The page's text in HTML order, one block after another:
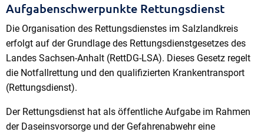
Aufgabenschwerpunkte Rettungsdienst
Die Organisation des Rettungsdienstes im Salzlandkreis
erfolgt auf der Grundlage des Rettungsdienstgesetzes des
Landes Sachsen-Anhalt (RettDG-LSA). Dieses Gesetz regelt
die Notfallrettung und den qualifizierten Krankentransport
(Rettungsdienst).
Der Rettungsdienst hat als öffentliche Aufgabe im Rahmen
der Daseinsvorsorge und der Gefahrenabwehr eine